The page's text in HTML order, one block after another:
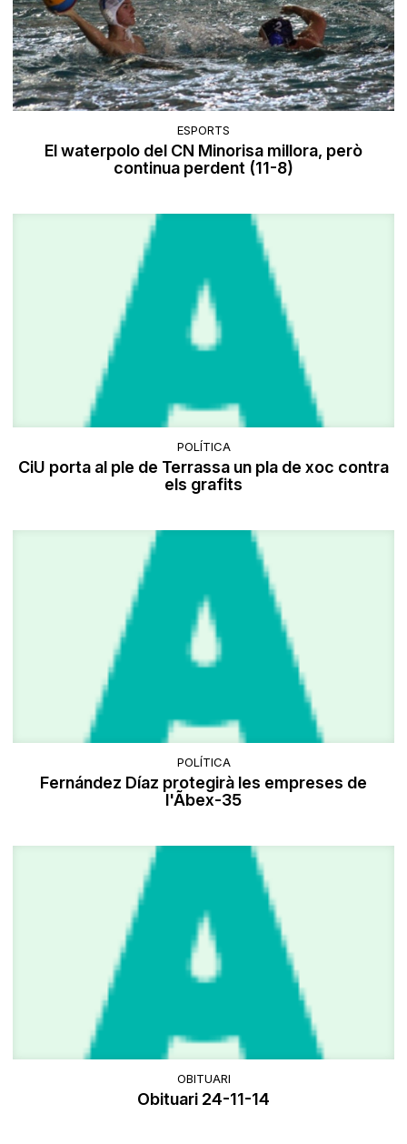
ESPORTS
El waterpolo del CN Minorisa millora, però
continua perdent (11-8)
POLÍTICA
CiU porta al ple de Terrassa un pla de xoc contra
els grafits
POLÍTICA
Fernández Díaz protegirà les empreses de
l'Ãbex-35
OBITUARI
Obituari 24-11-14